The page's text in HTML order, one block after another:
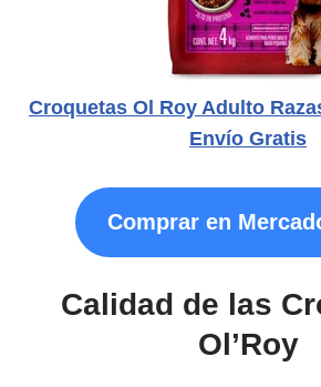
Croquetas Ol Roy Adulto
Envío Gratis
Comprar en
Calidad de las
Ol’Roy